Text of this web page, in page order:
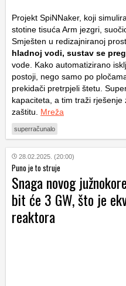
Projekt SpiNNaker, koji
stotine tisuća Arm jezgri,
Smješten u redizajniranoj
hladnoj vodi, sustav se
vode. Kako automatizirano
postoji, nego samo po
prekidači pretrpjeli štetu.
kapaciteta, a tim traži
zaštitu. Mreža
superračunalo
28.02.2025. (20:00)
Puno je to struje
Snaga novog
bit će 3 GW, što je
reaktora